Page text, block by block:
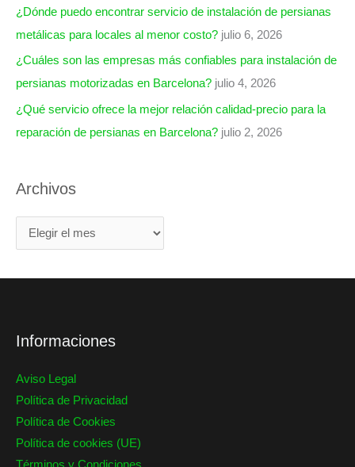
¿Dónde puedo encontrar servicio de instalación de persianas
metálicas para locales al menor costo? julio 6, 2026
¿Cuáles son las empresas más confiables para instalación de
persianas motorizadas en Barcelona? julio 4, 2026
¿Qué servicio ofrece la mejor relación calidad-precio para la
reparación de persianas en Barcelona? julio 2, 2026
Archivos
Informaciones
Aviso Legal
Política de Privacidad
Política de Cookies
Política de cookies (UE)